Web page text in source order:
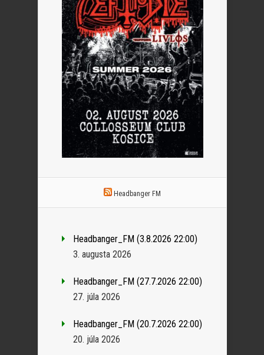
Headbanger FM
Headbanger_FM (3.8.2026 22:00)
3. augusta 2026
Headbanger_FM (27.7.2026 22:00)
27. júla 2026
Headbanger_FM (20.7.2026 22:00)
20. júla 2026